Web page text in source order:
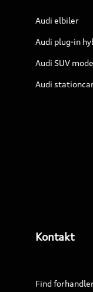
Audi elbiler
Audi plug-in
Audi SUV
Audi
Kontakt
Find